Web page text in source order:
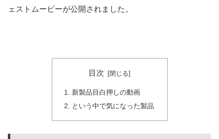
ェストムービーが公開されました。
目次
新製品目白押しの動画
という中で気になった製品